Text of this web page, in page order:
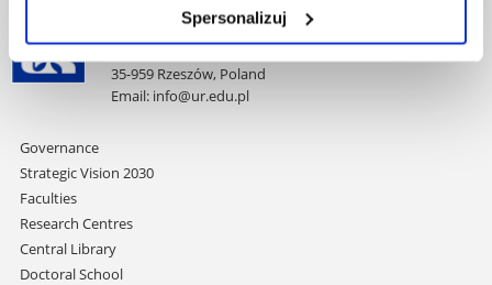
Spersonalizuj
University of Rzeszów
Al. Tadeusza Rejtana 16C
35-959 Rzeszów, Poland
Email: info@ur.edu.pl
Skip
navigation
Governance
Strategic Vision 2030
Faculties
Research Centres
Central Library
Doctoral School